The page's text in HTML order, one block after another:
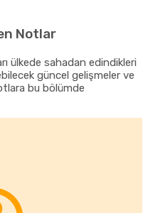
Notlar
ülkede sahadan edindikleri
güncel gelişmeler ve
bu bölümde